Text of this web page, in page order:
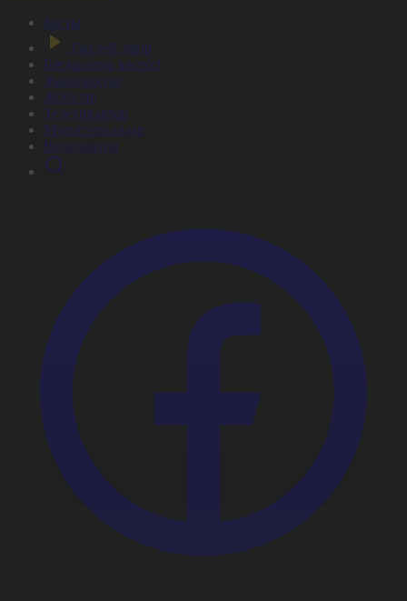
Басты
Тікелей эфир
Бағдарлама кестесі
Жаңалықтар
Жобалар
Телехикаялар
Мультсериалдар
Видеоархив